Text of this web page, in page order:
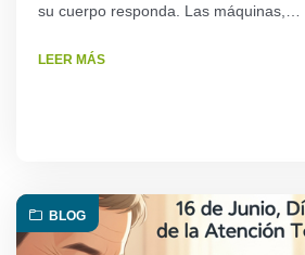
su cuerpo responda. Las máquinas,…
LEER MÁS
BLOG